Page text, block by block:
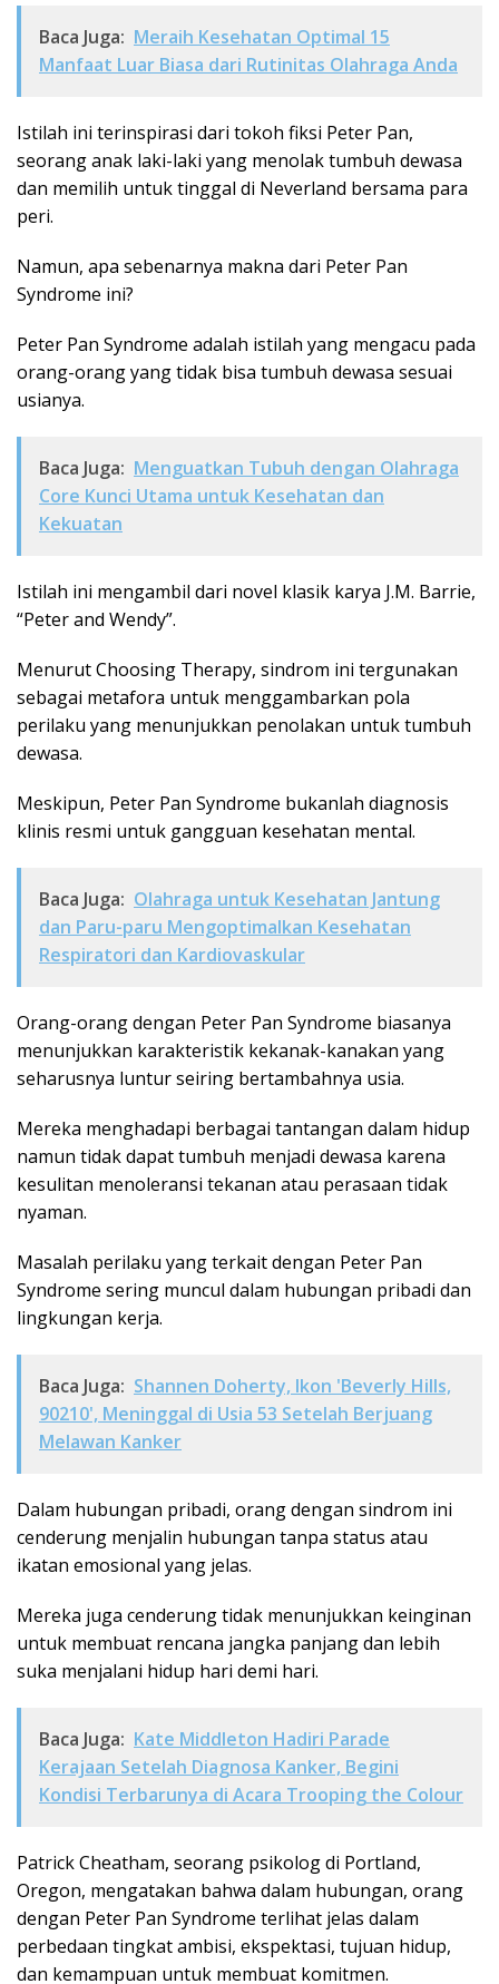
Baca Juga: Meraih Kesehatan Optimal 15
Manfaat Luar Biasa dari Rutinitas Olahraga Anda
Istilah ini terinspirasi dari tokoh fiksi Peter Pan,
seorang anak laki-laki yang menolak tumbuh dewasa
dan memilih untuk tinggal di Neverland bersama para
peri.
Namun, apa sebenarnya makna dari Peter Pan
Syndrome ini?
Peter Pan Syndrome adalah istilah yang mengacu pada
orang-orang yang tidak bisa tumbuh dewasa sesuai
usianya.
Baca Juga: Menguatkan Tubuh dengan Olahraga
Core Kunci Utama untuk Kesehatan dan
Kekuatan
Istilah ini mengambil dari novel klasik karya J.M. Barrie,
“Peter and Wendy”.
Menurut Choosing Therapy, sindrom ini tergunakan
sebagai metafora untuk menggambarkan pola
perilaku yang menunjukkan penolakan untuk tumbuh
dewasa.
Meskipun, Peter Pan Syndrome bukanlah diagnosis
klinis resmi untuk gangguan kesehatan mental.
Baca Juga: Olahraga untuk Kesehatan Jantung
dan Paru-paru Mengoptimalkan Kesehatan
Respiratori dan Kardiovaskular
Orang-orang dengan Peter Pan Syndrome biasanya
menunjukkan karakteristik kekanak-kanakan yang
seharusnya luntur seiring bertambahnya usia.
Mereka menghadapi berbagai tantangan dalam hidup
namun tidak dapat tumbuh menjadi dewasa karena
kesulitan menoleransi tekanan atau perasaan tidak
nyaman.
Masalah perilaku yang terkait dengan Peter Pan
Syndrome sering muncul dalam hubungan pribadi dan
lingkungan kerja.
Baca Juga: Shannen Doherty, Ikon 'Beverly Hills,
90210', Meninggal di Usia 53 Setelah Berjuang
Melawan Kanker
Dalam hubungan pribadi, orang dengan sindrom ini
cenderung menjalin hubungan tanpa status atau
ikatan emosional yang jelas.
Mereka juga cenderung tidak menunjukkan keinginan
untuk membuat rencana jangka panjang dan lebih
suka menjalani hidup hari demi hari.
Baca Juga: Kate Middleton Hadiri Parade
Kerajaan Setelah Diagnosa Kanker, Begini
Kondisi Terbarunya di Acara Trooping the Colour
Patrick Cheatham, seorang psikolog di Portland,
Oregon, mengatakan bahwa dalam hubungan, orang
dengan Peter Pan Syndrome terlihat jelas dalam
perbedaan tingkat ambisi, ekspektasi, tujuan hidup,
dan kemampuan untuk membuat komitmen.